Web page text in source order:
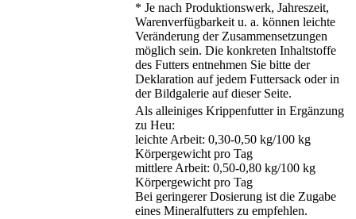
* Je nach Produktionswerk, Jahreszeit,
Warenverfügbarkeit u. a. können leichte
Veränderung der Zusammensetzungen
möglich sein. Die konkreten Inhaltstoffe
des Futters entnehmen Sie bitte der
Deklaration auf jedem Futtersack oder in
der Bildgalerie auf dieser Seite.
Als alleiniges Krippenfutter in Ergänzung
zu Heu:
leichte Arbeit: 0,30-0,50 kg/100 kg
Körpergewicht pro Tag
mittlere Arbeit: 0,50-0,80 kg/100 kg
Körpergewicht pro Tag
Bei geringerer Dosierung ist die Zugabe
eines Mineralfutters zu empfehlen.